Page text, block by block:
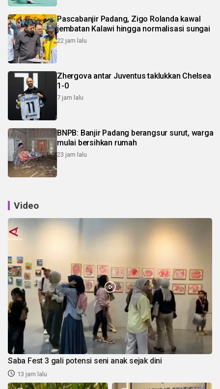
Pascabanjir Padang, Zigo Rolanda kawal
jembatan Kalawi hingga normalisasi sungai
22 jam lalu
Zhergova antar Juventus taklukkan Chelsea
1-0
7 jam lalu
BNPB: Banjir Padang berangsur surut, warga
mulai bersihkan rumah
23 jam lalu
Video
Saba Fest 3 gali potensi seni anak sejak dini
13 jam lalu